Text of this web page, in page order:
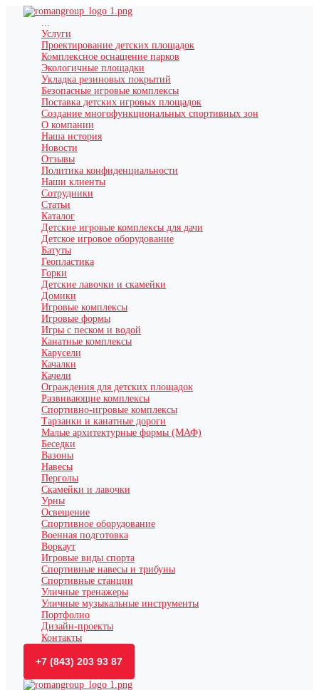
...
Услуги
Проектирование детских площадок
Комплексное оснащение парков
Экологичные площадки
Укладка резиновых покрытий
Безопасные игровые комплексы
Поставка детских игровых площадок
Создание многофункциональных спортивных зон
О компании
Наша история
Новости
Отзывы
Политика конфиденциальности
Наши клиенты
Сотрудники
Статьи
Каталог
Детские игровые комплексы для дачи
Детское игровое оборудование
Батуты
Геопластика
Горки
Детские лавочки и скамейки
Домики
Игровые комплексы
Игровые формы
Игры с песком и водой
Канатные комплексы
Карусели
Качалки
Качели
Ограждения для детских площадок
Развивающие комплексы
Спортивно-игровые комплексы
Тарзанки и канатные дороги
Малые архитектурные формы (МАФ)
Беседки
Вазоны
Навесы
Перголы
Скамейки и лавочки
Урны
Освещение
Спортивное оборудование
Военная подготовка
Воркаут
Игровые виды спорта
Спортивные навесы и трибуны
Спортивные станции
Уличные тренажеры
Уличные музыкальные инструменты
Портфолио
Дизайн-проекты
Контакты
+7 (843) 203 93 87